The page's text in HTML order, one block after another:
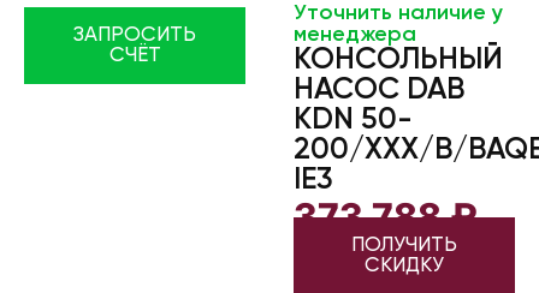
ЗАПРОСИТЬ
СЧЁТ
Уточнить наличие у
менеджера
КОНСОЛЬНЫЙ
НАСОС DAB
KDN 50-
200/XXX/B/
IE3
373 788₽
ПОЛУЧИТЬ
СКИДКУ